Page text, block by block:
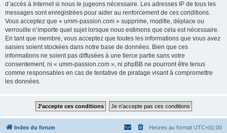
d’accès à Internet si nous le jugeons nécessaire. Les adresses IP de tous les
messages sont enregistrées pour aider au renforcement de ces conditions.
Vous acceptez que « umm-passion.com » supprime, modifie, déplace ou
verrouille n’importe quel sujet lorsque nous estimons que cela est nécessaire.
En tant que membre, vous acceptez que toutes les informations que vous avez
saisies soient stockées dans notre base de données. Bien que ces
informations ne soient pas diffusées à une tierce partie sans votre
consentement, ni « umm-passion.com », ni phpBB ne pourront être tenus
comme responsables en cas de tentative de piratage visant à compromettre
les données.
Index du forum Heures au format UTC+01:00